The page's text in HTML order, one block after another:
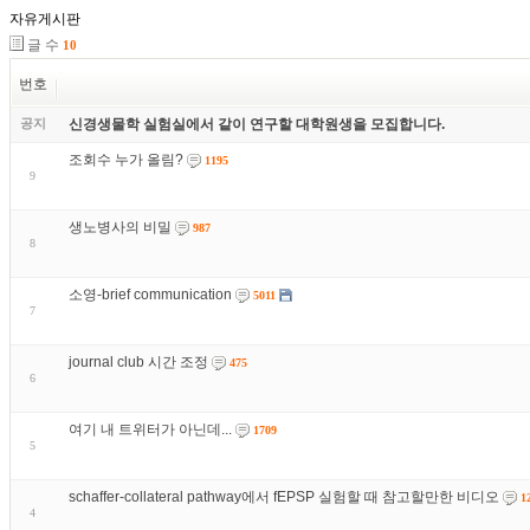
자유게시판
글 수 10
번호
공지 신경생물학 실험실에서 같이 연구할 대학원생을 모집합니다.
9
조회수 누가 올림? 1195
8
생노병사의 비밀 987
7
소영-brief communication 5011
6
journal club 시간 조정 475
5
여기 내 트위터가 아닌데... 1709
4
schaffer-collateral pathway에서 fEPSP 실험할 때 참고할만한 비디오